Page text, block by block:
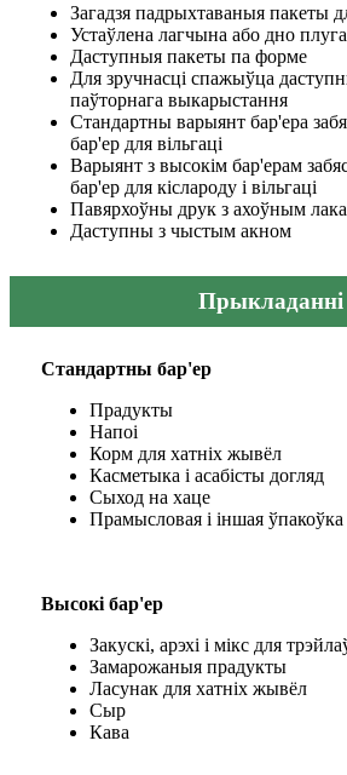
Загадзя падрыхтаваныя пакеты
Устаўлена лагчына або дно плуга
Даступныя пакеты па форме
Для зручнасці спажыўца
паўторнага выкарыстання
Стандартны варыянт бар'ера
бар'ер для вільгаці
Варыянт з высокім бар'ерам
бар'ер для кіслароду і вільгаці
Павярхоўны друк з ахоўным
Даступны з чыстым акном
Прыкладанні
Стандартны бар'ер
Прадукты
Напоі
Корм для хатніх жывёл
Касметыка і асабісты догляд
Сыход на хаце
Прамысловая і іншая ўпакоўка
Высокі бар'ер
Закускі, арэхі і мікс для
Замарожаныя прадукты
Ласунак для хатніх жывёл
Сыр
Кава